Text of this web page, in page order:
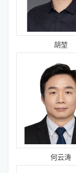
胡堃
何云涛